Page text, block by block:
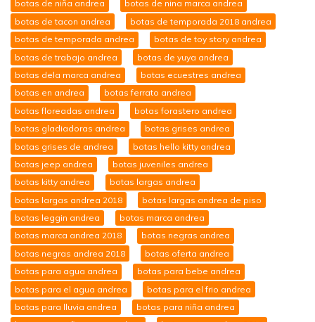
botas de niña andrea
botas de nina marca andrea
botas de tacon andrea
botas de temporada 2018 andrea
botas de temporada andrea
botas de toy story andrea
botas de trabajo andrea
botas de yuya andrea
botas dela marca andrea
botas ecuestres andrea
botas en andrea
botas ferrato andrea
botas floreadas andrea
botas forastero andrea
botas gladiadoras andrea
botas grises andrea
botas grises de andrea
botas hello kitty andrea
botas jeep andrea
botas juveniles andrea
botas kitty andrea
botas largas andrea
botas largas andrea 2018
botas largas andrea de piso
botas leggin andrea
botas marca andrea
botas marca andrea 2018
botas negras andrea
botas negras andrea 2018
botas oferta andrea
botas para agua andrea
botas para bebe andrea
botas para el agua andrea
botas para el frio andrea
botas para lluvia andrea
botas para niña andrea